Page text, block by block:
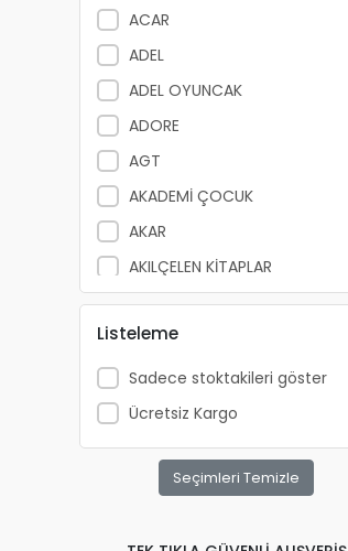
ACAR
ADEL
ADEL OYUNCAK
ADORE
AGT
AKADEMİ ÇOCUK
AKAR
AKILÇELEN KİTAPLAR
ALEMDAR
ALEX SCHOELLER
ALFA YAYINLARI
ALPİNO
ALTIN KİTAP
Listeleme
Sadece stoktakileri göster
Ücretsiz Kargo
Seçimleri Temizle